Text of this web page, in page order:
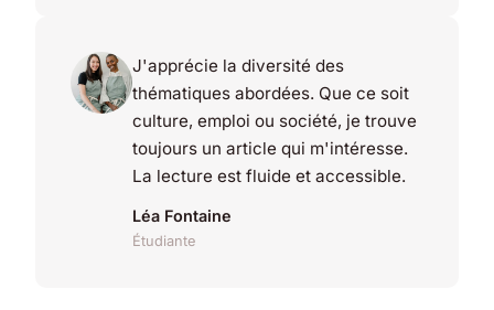
J'apprécie la diversité des
thématiques abordées. Que ce soit
culture, emploi ou société, je trouve
toujours un article qui m'intéresse.
La lecture est fluide et accessible.
Léa Fontaine
Étudiante